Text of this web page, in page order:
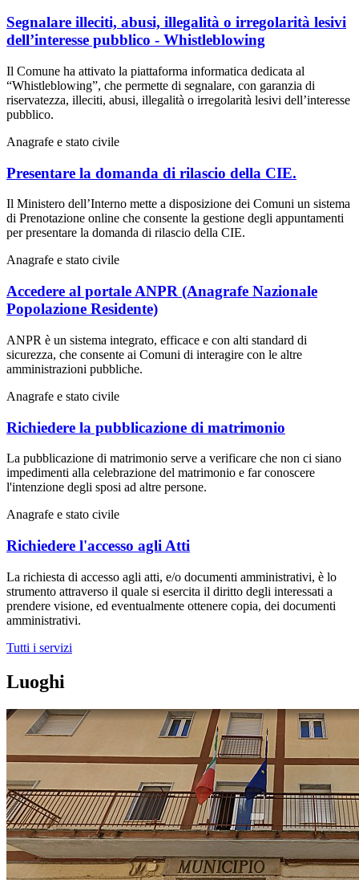
Segnalare illeciti, abusi, illegalità o irregolarità lesivi
dell’interesse pubblico - Whistleblowing
Il Comune ha attivato la piattaforma informatica dedicata al
“Whistleblowing”, che permette di segnalare, con garanzia di
riservatezza, illeciti, abusi, illegalità o irregolarità lesivi dell’interesse
pubblico.
Anagrafe e stato civile
Presentare la domanda di rilascio della CIE.
Il Ministero dell’Interno mette a disposizione dei Comuni un sistema
di Prenotazione online che consente la gestione degli appuntamenti
per presentare la domanda di rilascio della CIE.
Anagrafe e stato civile
Accedere al portale ANPR (Anagrafe Nazionale
Popolazione Residente)
ANPR è un sistema integrato, efficace e con alti standard di
sicurezza, che consente ai Comuni di interagire con le altre
amministrazioni pubbliche.
Anagrafe e stato civile
Richiedere la pubblicazione di matrimonio
La pubblicazione di matrimonio serve a verificare che non ci siano
impedimenti alla celebrazione del matrimonio e far conoscere
l'intenzione degli sposi ad altre persone.
Anagrafe e stato civile
Richiedere l'accesso agli Atti
La richiesta di accesso agli atti, e/o documenti amministrativi, è lo
strumento attraverso il quale si esercita il diritto degli interessati a
prendere visione, ed eventualmente ottenere copia, dei documenti
amministrativi.
Tutti i servizi
Luoghi